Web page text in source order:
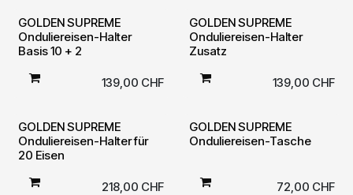
GOLDEN SUPREME
Onduliereisen-Halter
Basis 10 + 2
139,00 CHF
GOLDEN SUPREME
Onduliereisen-Halter
Zusatz
139,00 CHF
GOLDEN SUPREME
Onduliereisen-Halter für
20 Eisen
218,00 CHF
GOLDEN SUPREME
Onduliereisen-Tasche
72,00 CHF